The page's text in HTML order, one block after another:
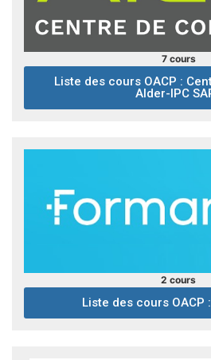
7 cours
Liste des cours OACP :
Alder-IPC
2 cours
Liste des cours OACP